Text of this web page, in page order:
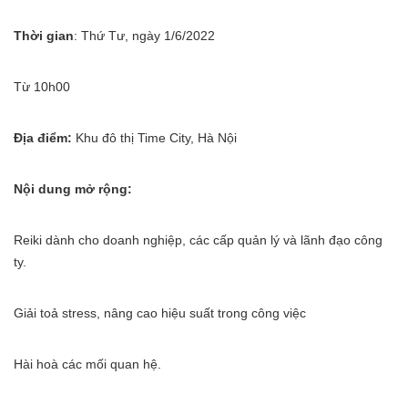
Thời gian: Thứ Tư, ngày 1/6/2022
Từ 10h00
Địa điểm: Khu đô thị Time City, Hà Nội
Nội dung mở rộng:
Reiki dành cho doanh nghiệp, các cấp quản lý và lãnh đạo công
ty.
Giải toả stress, nâng cao hiệu suất trong công việc
Hài hoà các mối quan hệ.